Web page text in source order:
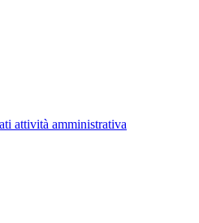
attività amministrativa